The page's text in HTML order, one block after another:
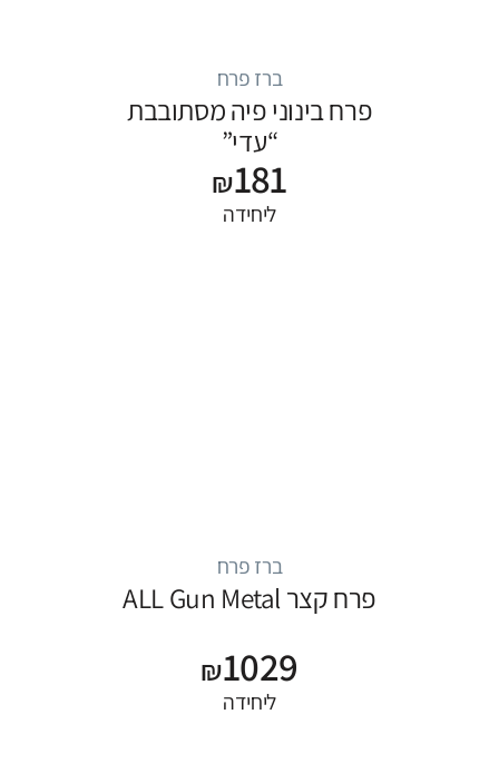
ברז פרח
פרח בינוני פיה מסתובבת
“עדי”
₪181
ליחידה
ברז פרח
פרח קצר ALL Gun Metal
₪1029
ליחידה